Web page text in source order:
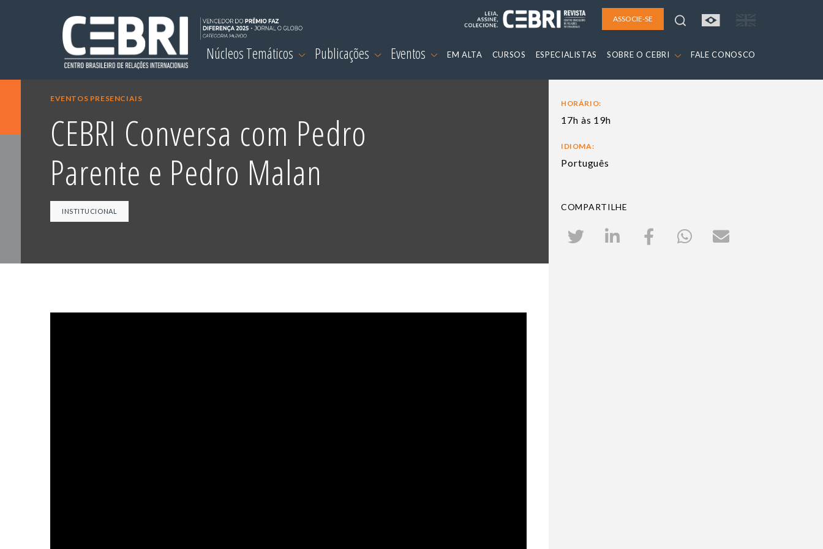
ASSOCIE-SE
Núcleos Temáticos Publicações Eventos EM ALTA CURSOS ESPECIALISTAS SOBRE O CEBRI FALE CONOSCO
EVENTOS PRESENCIAIS
CEBRI Conversa com Pedro
Parente e Pedro Malan
INSTITUCIONAL
HORÁRIO:
17h às 19h
IDIOMA:
Português
COMPARTILHE